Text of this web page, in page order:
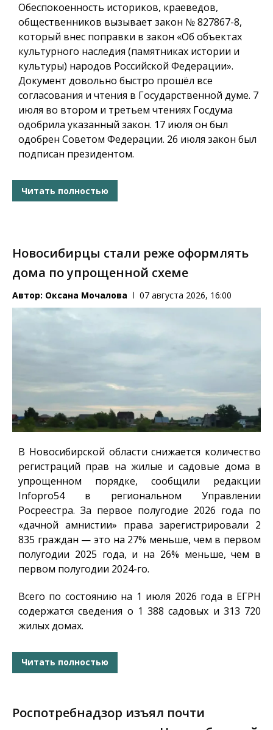
Обеспокоенность историков, краеведов,
общественников вызывает закон № 827867-8,
который внес поправки в закон «Об объектах
культурного наследия (памятниках истории и
культуры) народов Российской Федерации».
Документ довольно быстро прошёл все
согласования и чтения в Государственной думе. 7
июля во втором и третьем чтениях Госдума
одобрила указанный закон. 17 июля он был
одобрен Советом Федерации. 26 июля закон был
подписан президентом.
Читать полностью
Новосибирцы стали реже оформлять
дома по упрощенной схеме
Автор: Оксана Мочалова 07 августа 2026, 16:00
В Новосибирской области снижается количество
регистраций прав на жилые и садовые дома в
упрощенном порядке, сообщили редакции
Infopro54в региональном Управлении
Росреестра. За первое полугодие 2026 года по
«дачной амнистии» права зарегистрировали 2
835 граждан — это на 27% меньше, чем в первом
полугодии 2025 года, и на 26% меньше, чем в
первом полугодии 2024-го.
Всего по состоянию на 1 июля 2026 года в ЕГРН
содержатся сведения о 1 388 садовых и 313 720
жилых домах.
Читать полностью
Роспотребнадзор изъял почти